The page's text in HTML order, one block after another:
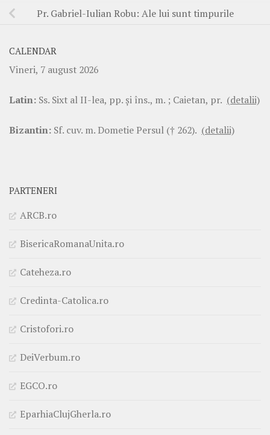
Pr. Gabriel-Iulian Robu: Ale lui sunt timpurile
CALENDAR
Vineri, 7 august 2026
Latin: Ss. Sixt al II-lea, pp. şi îns., m. ; Caietan, pr. (detalii)
Bizantin: Sf. cuv. m. Dometie Persul († 262). (detalii)
PARTENERI
ARCB.ro
BisericaRomanaUnita.ro
Cateheza.ro
Credinta-Catolica.ro
Cristofori.ro
DeiVerbum.ro
EGCO.ro
EparhiaClujGherla.ro